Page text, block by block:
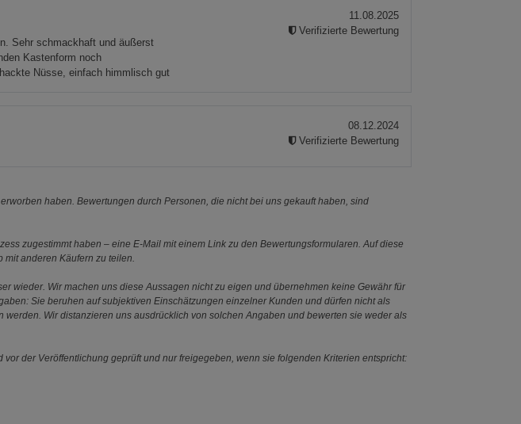
Sehr schmackhaft und äußerst
Kastenform noch
Nüsse, einfach himmlisch gut
11.08.2025
Verifizierte Bewertung
08.12.2024
Verifizierte Bewertung
haben. Bewertungen durch Personen, die nicht bei uns gekauft haben, sind
zugestimmt haben – eine E-Mail mit einem Link zu den Bewertungsformularen. Auf diese
mit anderen Käufern zu teilen.
wieder. Wir machen uns diese Aussagen nicht zu eigen und übernehmen keine Gewähr für
Sie beruhen auf subjektiven Einschätzungen einzelner Kunden und dürfen nicht als
Wir distanzieren uns ausdrücklich von solchen Angaben und bewerten sie weder als
der Veröffentlichung geprüft und nur freigegeben, wenn sie folgenden Kriterien entspricht: